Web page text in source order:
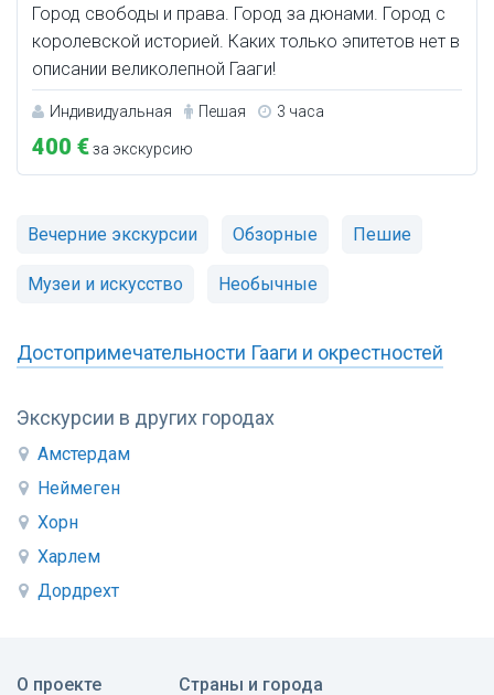
Экскурсии в других городах
Амстердам
Неймеген
Хорн
Харлем
Дордрехт
Город свободы и права. Город за дюнами. Город с
королевской историей. Каких только эпитетов нет в
описании великолепной Гааги!
Индивидуальная Пешая 3 часа
400 €за экскурсию
Вечерние экскурсии Обзорные Пешие
Музеи и искусство Необычные
Достопримечательности Гааги и окрестностей
О проекте Страны и города